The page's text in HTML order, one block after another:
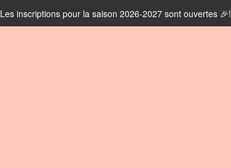
Les inscriptions pour la saison 2026-2027 sont ouvertes 🎉!